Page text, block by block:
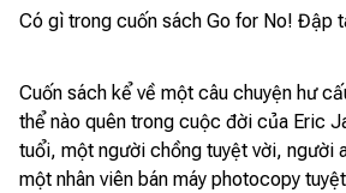
Có gì trong cuốn sách Go for No! Đập
Cuốn sách kể về một câu chuyện hư
thể nào quên trong cuộc đời của Eric
tuổi, một người chồng tuyệt vời, người
một nhân viên bán máy photocopy